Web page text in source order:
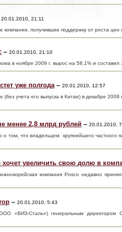
20.01.2010, 21:11
компании, получившие поддержку от роста
– 20.01.2010, 21:10
в ноябре 2009 г. вырос на 58,1% и
уже полгода– 20.01.2010, 12:57
учета его выпуска в Китае) в декабре 2009
менее 2,8 млрд рублей – 20.01.2010,
том, что владельцем крупнейшего частного
увеличить свою долю в
компания Posco недавно
– 20.01.2010, 5:43
«ВИЗ-Сталь») генеральным